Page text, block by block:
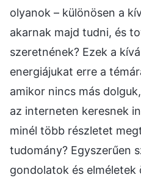
olyanok – különösen a
akarnak majd tudni, és
szeretnének? Ezek a
energiájukat erre a
amikor nincs más
az interneten keresnek
minél több részletet
tudomány? Egyszerűen
gondolatok és elméletek